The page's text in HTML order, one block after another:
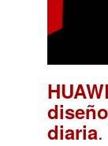
diaria.